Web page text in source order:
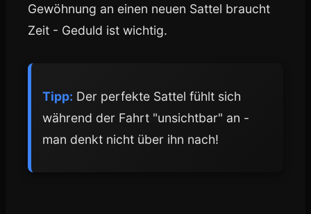
Gewöhnung an einen neuen Sattel braucht
Zeit - Geduld ist wichtig.
Tipp: Der perfekte Sattel fühlt sich
während der Fahrt "unsichtbar" an -
man denkt nicht über ihn nach!